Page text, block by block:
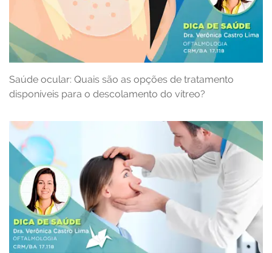
Saúde ocular: Quais são as opções de tratamento
disponíveis para o descolamento do vítreo?